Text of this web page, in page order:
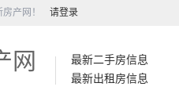
产网！ 请登录
网
最新二手房信息
最新出租房信息